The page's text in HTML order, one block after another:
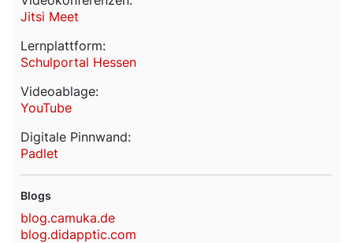
Jitsi Meet
Lernplattform:
Schulportal Hessen
Videoablage:
YouTube
Digitale Pinnwand:
Padlet
Blogs
blog.camuka.de
blog.didapptic.com